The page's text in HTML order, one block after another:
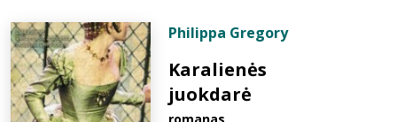
Philippa Gregory
Karalienės
juokdarė